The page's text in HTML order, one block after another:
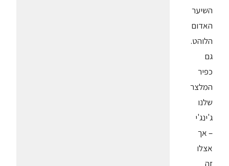
השיער
האדום
הלוהט.
גם
כפיר
המלצר
שלנו
ג'ינג'י
– אך
אצלו
זה